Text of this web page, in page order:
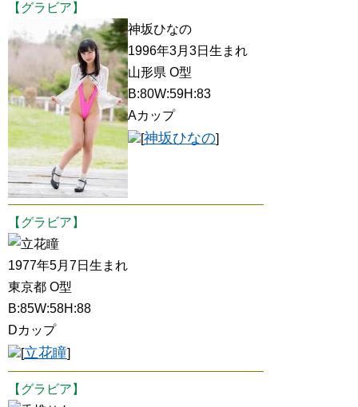
【グラビア】
神坂ひなの
1996年3月3日生まれ
山形県 O型
B:80W:59H:83
Aカップ
[神坂ひなの]
【グラビア】
立花瞳
1977年5月7日生まれ
東京都 O型
B:85W:58H:88
Dカップ
[立花瞳]
【グラビア】